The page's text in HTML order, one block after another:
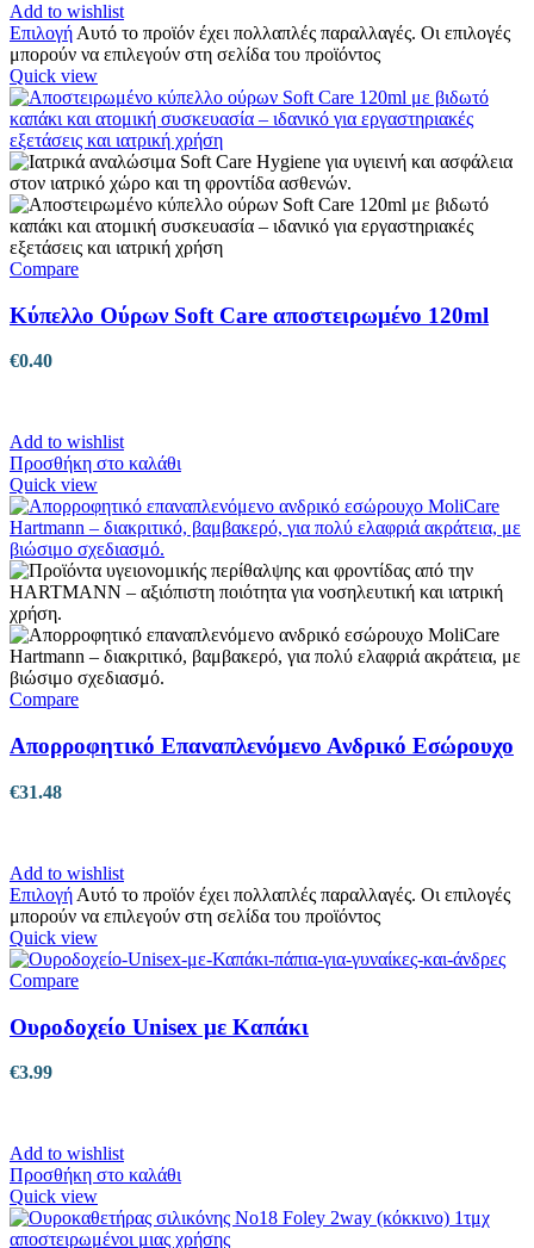
Add to wishlist
Επιλογή Αυτό το προϊόν έχει πολλαπλές παραλλαγές. Οι επιλογές
μπορούν να επιλεγούν στη σελίδα του προϊόντος
Quick view
Compare
Κύπελλο Ούρων Soft Care αποστειρωμένο 120ml
€0.40
Add to wishlist
Προσθήκη στο καλάθι
Quick view
Compare
Απορροφητικό Επαναπλενόμενο Ανδρικό Εσώρουχο
€31.48
Add to wishlist
Επιλογή Αυτό το προϊόν έχει πολλαπλές παραλλαγές. Οι επιλογές
μπορούν να επιλεγούν στη σελίδα του προϊόντος
Quick view
Compare
Ουροδοχείο Unisex με Καπάκι
€3.99
Add to wishlist
Προσθήκη στο καλάθι
Quick view